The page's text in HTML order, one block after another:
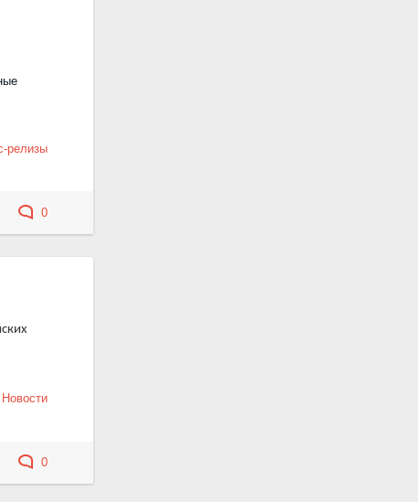
релизы
0
Новости
0